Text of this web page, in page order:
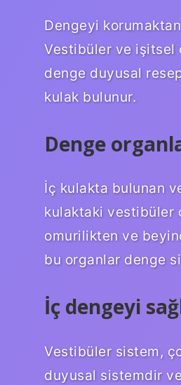
Dengeyi
Vestibüler ve işitsel
denge duyusal
kulak bulunur.
Denge
İç kulakta bulunan
kulaktaki vestibüler
omurilikten ve
bu organlar denge
İç dengeyi
Vestibüler sistem,
duyusal sistemdir